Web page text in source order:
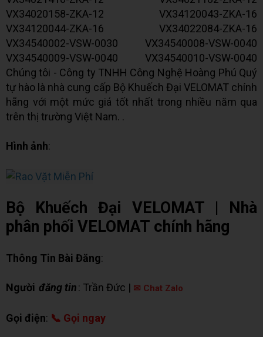
VX34020158-ZKA-12 VX34120043-ZKA-16
VX34120044-ZKA-16 VX34022084-ZKA-16
VX34540002-VSW-0030 VX34540008-VSW-0040
VX34540009-VSW-0040 VX34540010-VSW-0040
Chúng tôi - Công ty TNHH Công Nghệ Hoàng Phú Quý
tự hào là nhà cung cấp Bộ Khuếch Đại VELOMAT chính
hãng với một mức giá tốt nhất trong nhiều năm qua
trên thị trường Việt Nam. .
Hình ảnh:
Bộ Khuếch Đại VELOMAT | Nhà
phân phối VELOMAT chính hãng
Thông Tin Bài Đăng:
Người đăng tin: Trần Đức | ✉ Chat Zalo
Gọi điện: 📞 Gọi ngay